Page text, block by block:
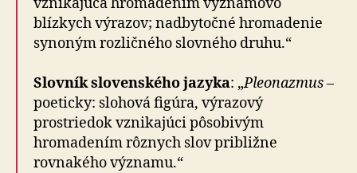
blízkych výrazov; nadbytočné hromadenie
synoným rozličného slovného druhu.“
Slovník slovenského jazyka: „Pleonazmus–
poeticky: slohová figúra, výrazový
prostriedok vznikajúci pôsobivým
hromadením rôznych slov približne
rovnakého významu.“